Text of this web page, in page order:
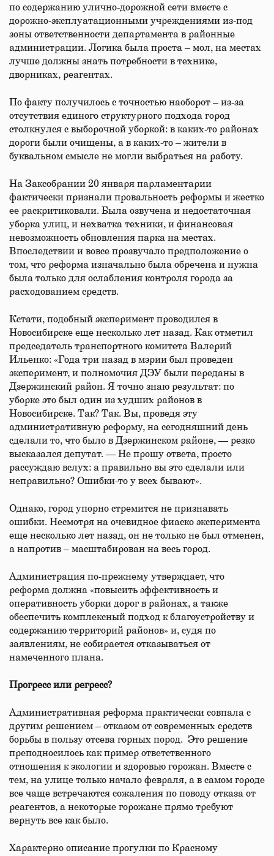
по содержанию улично-дорожной сети вместе с
дорожно-эксплуатационными учреждениями из-под
зоны ответственности департамента в районные
администрации. Логика была проста – мол, на местах
лучше должны знать потребности в технике,
дворниках, реагентах.
По факту получилось с точностью наоборот – из-за
отсутствия единого структурного подхода город
столкнулся с выборочной уборкой: в каких-то районах
дороги были очищены, а в каких-то – жители в
буквальном смысле не могли выбраться на работу.
На Заксобрании 20 января парламентарии
фактически признали провальность реформы и жестко
ее раскритиковали. Была озвучена и недостаточная
уборка улиц, и нехватка техники, и финансовая
невозможность обновления парка на местах.
Впоследствии и вовсе прозвучало предположение о
том, что реформа изначально была обречена и нужна
была только для ослабления контроля города за
расходованием средств.
Кстати, подобный эксперимент проводился в
Новосибирске еще несколько лет назад. Как отметил
председатель транспортного комитета Валерий
Ильенко: «Года три назад в мэрии был проведен
эксперимент, и полномочия ДЭУ были переданы в
Дзержинский район. Я точно знаю результат: по
уборке это был один из худших районов в
Новосибирске. Так? Так. Вы, проведя эту
административную реформу, на сегодняшний день
сделали то, что было в Дзержинском районе, — резко
высказался депутат. — Не прошу ответа, просто
рассуждаю вслух: а правильно вы это сделали или
неправильно? Ошибки-то у всех бывают».
Однако, город упорно стремится не признавать
ошибки. Несмотря на очевидное фиаско эксперимента
еще несколько лет назад, он не только не был отменен,
а напротив – масштабирован на весь город.
Администрация по-прежнему утверждает, что
реформа должна «повысить эффективность и
оперативность уборки дорог в районах, а также
обеспечить комплексный подход к благоустройству и
содержанию территорий районов» и, судя по
заявлениям, не собирается отказываться от
намеченного плана.
Прогресс или регресс?
Административная реформа практически совпала с
другим решением – отказом от современных средств
борьбы в пользу отсева горных пород. Это решение
преподносилось как пример ответственного
отношения к экологии и здоровью горожан. Вместе с
тем, на улице только начало февраля, а в самом городе
все чаще встречаются сожаления по поводу отказа от
реагентов, а некоторые горожане прямо требуют
вернуть все как было.
Характерно описание прогулки по Красному